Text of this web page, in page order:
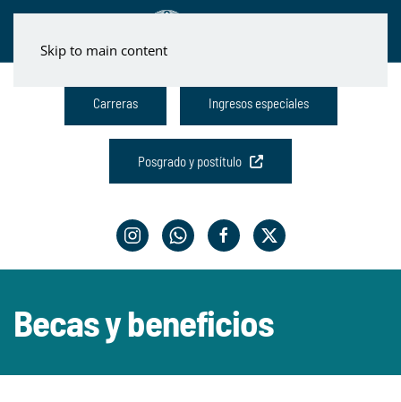
Skip to main content
Carreras Ingresos especiales
Posgrado y postítulo
Becas y beneficios